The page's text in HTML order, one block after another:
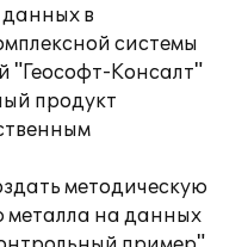
в
системы
"Геософт-Консалт"
продукт
методическую
металла на данных